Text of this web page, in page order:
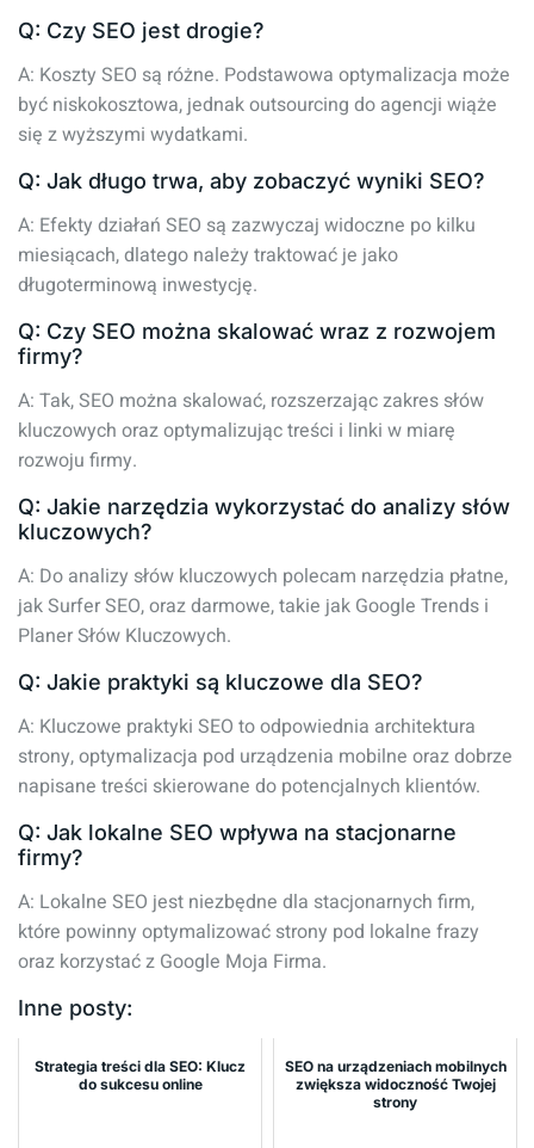
Q: Czy SEO jest drogie?
A: Koszty SEO są różne. Podstawowa optymalizacja może
być niskokosztowa, jednak outsourcing do agencji wiąże
się z wyższymi wydatkami.
Q: Jak długo trwa, aby zobaczyć wyniki SEO?
A: Efekty działań SEO są zazwyczaj widoczne po kilku
miesiącach, dlatego należy traktować je jako
długoterminową inwestycję.
Q: Czy SEO można skalować wraz z rozwojem
firmy?
A: Tak, SEO można skalować, rozszerzając zakres słów
kluczowych oraz optymalizując treści i linki w miarę
rozwoju firmy.
Q: Jakie narzędzia wykorzystać do analizy słów
kluczowych?
A: Do analizy słów kluczowych polecam narzędzia płatne,
jak Surfer SEO, oraz darmowe, takie jak Google Trends i
Planer Słów Kluczowych.
Q: Jakie praktyki są kluczowe dla SEO?
A: Kluczowe praktyki SEO to odpowiednia architektura
strony, optymalizacja pod urządzenia mobilne oraz dobrze
napisane treści skierowane do potencjalnych klientów.
Q: Jak lokalne SEO wpływa na stacjonarne
firmy?
A: Lokalne SEO jest niezbędne dla stacjonarnych firm,
które powinny optymalizować strony pod lokalne frazy
oraz korzystać z Google Moja Firma.
Inne posty:
Strategia treści dla SEO: Klucz
do sukcesu online
SEO na urządzeniach mobilnych
zwiększa widoczność Twojej
strony